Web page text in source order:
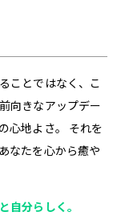
ことではなく、こ
向きなアップデー
心地よさ。 それを
なたを心から癒や
自分らしく。